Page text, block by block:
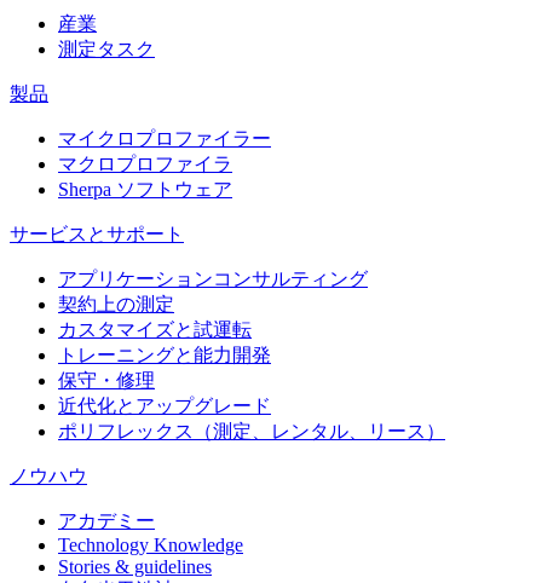
産業
測定タスク
製品
マイクロプロファイラー
マクロプロファイラ
Sherpa ソフトウェア
サービスとサポート
アプリケーションコンサルティング
契約上の測定
カスタマイズと試運転
トレーニングと能力開発
保守・修理
近代化とアップグレード
ポリフレックス（測定、レンタル、リース）
ノウハウ
アカデミー
Technology Knowledge
Stories & guidelines